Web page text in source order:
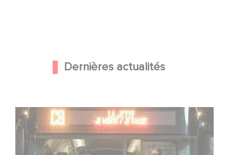
Dernières actualités
Une date de sortie pour le nouveau film de Franck
Dubosc